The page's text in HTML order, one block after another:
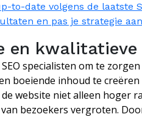
to-date volgens de laatste
en pas je strategie
en
specialisten om te
boeiende inhoud te
website niet alleen hoger
bezoekers vergroten.